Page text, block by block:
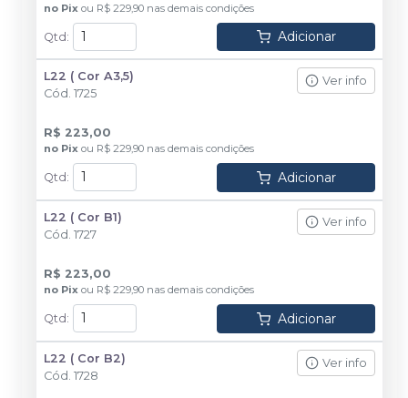
no Pix ou R$ 229,90 nas demais condições
Qtd: Adicionar
L22 ( Cor A3,5)
Cód. 1725
Ver info
R$ 223,00
no Pix ou R$ 229,90 nas demais condições
Qtd : Adicionar
L22 ( Cor B1)
Cód. 1727
Ver info
R$ 223,00
no Pix ou R$ 229,90 nas demais condições
Qtd : Adicionar
L22 ( Cor B2)
Cód. 1728
Ver info